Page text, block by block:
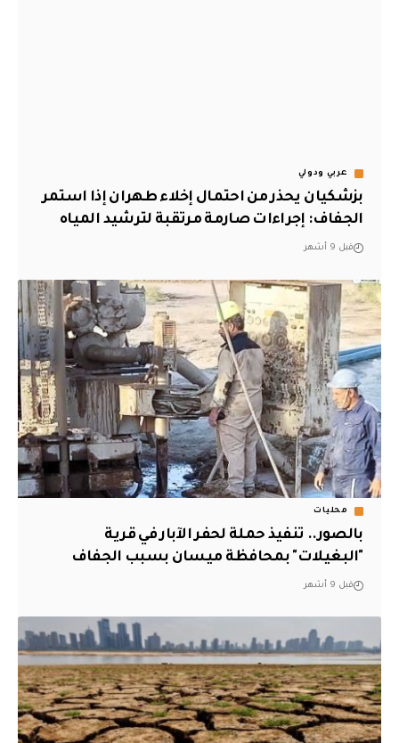
عربي ودولي
بزشكيان يحذر من احتمال إخلاء طهران إذا استمر
الجفاف: إجراءات صارمة مرتقبة لترشيد المياه
قبل 9 أشهر
محليات
بالصور.. تنفيذ حملة لحفر الآبار في قرية
"البغيلات" بمحافظة ميسان بسبب الجفاف
قبل 9 أشهر